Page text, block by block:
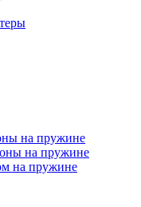
на пружине
на пружине
на пружине